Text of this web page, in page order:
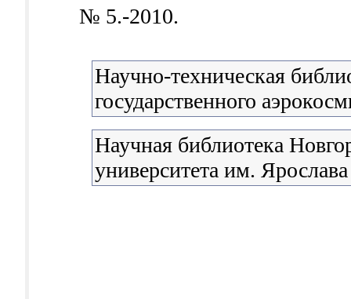
№ 5.-2010.
Научно-техническая
государственного
Научная библиотека
университета им.